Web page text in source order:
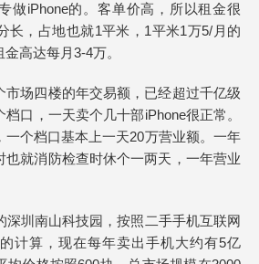
做iPhone的。客单价高，所以租金很
长，占地也就1平米，1平米1万5/月的
高达每月3-4万。
市场四楼的年交易额，已经超过千亿级
口，一天卖个几十部iPhone很正常。
一个档口基本上一天20万营业额。一年
也就消防检查时休个一两天，一年营业
深圳南山科技园，按照二手手机互联网
计算，现在每年卖出手机大约有5亿